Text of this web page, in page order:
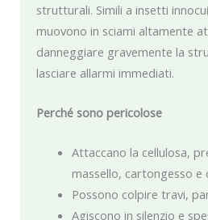
strutturali. Simili a insetti
muovono in sciami altamente
danneggiare gravemente la
lasciare allarmi immediati.
Perché sono pericolose
Attaccano la cellulosa,
massello, cartongesso e
Possono colpire travi,
Agiscono in silenzio e